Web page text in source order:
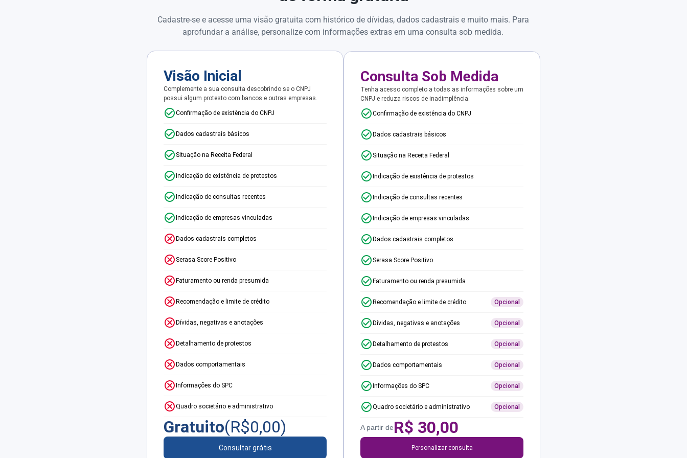
Cadastre-se e acesse uma visão gratuita com histórico de dívidas, dados cadastrais e muito mais. Para
aprofundar a análise, personalize com informações extras em uma consulta sob medida.
Visão Inicial
Complemente a sua consulta descobrindo se o CNPJ
possui algum protesto com bancos e outras empresas.
Confirmação de existência do CNPJ
Dados cadastrais básicos
Situação na Receita Federal
Indicação de existência de protestos
Indicação de consultas recentes
Indicação de empresas vinculadas
Dados cadastrais completos
Serasa Score Positivo
Faturamento ou renda presumida
Recomendação e limite de crédito
Dívidas, negativas e anotações
Detalhamento de protestos
Dados comportamentais
Informações do SPC
Quadro societário e administrativo
Gratuito(R$0,00)
Consultar grátis
Consulta Sob Medida
Tenha acesso completo a todas as informações sobre um
CNPJ e reduza riscos de inadimplência.
Confirmação de existência do CNPJ
Dados cadastrais básicos
Situação na Receita Federal
Indicação de existência de protestos
Indicação de consultas recentes
Indicação de empresas vinculadas
Dados cadastrais completos
Serasa Score Positivo
Faturamento ou renda presumida
Recomendação e limite de crédito Opcional
Dívidas, negativas e anotações Opcional
Detalhamento de protestos Opcional
Dados comportamentais Opcional
Informações do SPC Opcional
Quadro societário e administrativo Opcional
A partir deR$ 30,00
Personalizar consulta